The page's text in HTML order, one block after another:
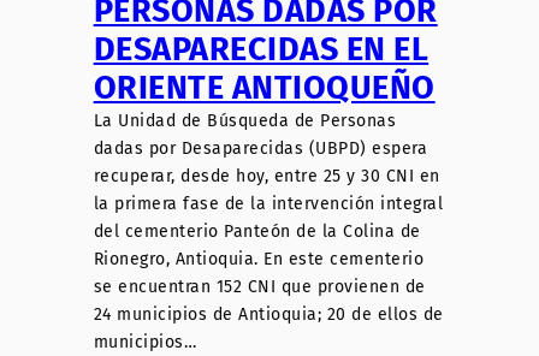
PERSONAS DADAS POR
DESAPARECIDAS EN EL
ORIENTE ANTIOQUEÑO
La Unidad de Búsqueda de Personas
dadas por Desaparecidas (UBPD) espera
recuperar, desde hoy, entre 25 y 30 CNI en
la primera fase de la intervención integral
del cementerio Panteón de la Colina de
Rionegro, Antioquia. En este cementerio
se encuentran 152 CNI que provienen de
24 municipios de Antioquia; 20 de ellos de
municipios…